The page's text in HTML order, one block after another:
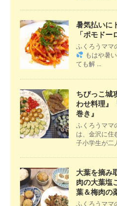
暑気払いに
「ポモド
ふくろうママ
もはや暑
ても解 ...
ちびっこ城
わせ料理』
巻き』
ふくろうママ
は、金沢に住
子小学生が二
大葉を摘み
肉の大葉塩
葉＆梅肉の
ふくろうマ